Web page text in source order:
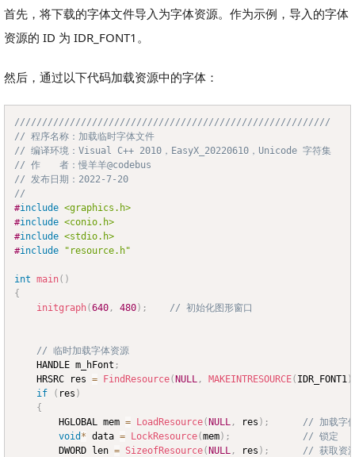
首先，将下载的字体文件导入为字体资源。作为示例，导入的字体
资源的 ID 为 IDR_FONT1。
然后，通过以下代码加载资源中的字体：
/////////////////////////////////////////////////////////
// 程序名称：加载临时字体文件
// 编译环境：Visual C++ 2010，EasyX_20220610，Unicode 字符集
// 作　　者：慢羊羊@codebus
// 发布日期：2022-7-20
//
#include <graphics.h>
#include <conio.h>
#include <stdio.h>
#include "resource.h"
int main( )
{
initgraph(640 , 480) ; // 初始化图形窗口
// 临时加载字体资源
	HANDLE m_hFont
;
	HRSRC res
= FindResource( NULL , MAKEINTRESOURCE( IDR_FONT1)
if
( res )
{
		HGLOBAL mem
= LoadResource( NULL , res ) ;
// 加载字
void * data = LockResource(mem) ;
// 锁定
		DWORD len
= SizeofResource( NULL , res ) ;
// 获取资
Copy